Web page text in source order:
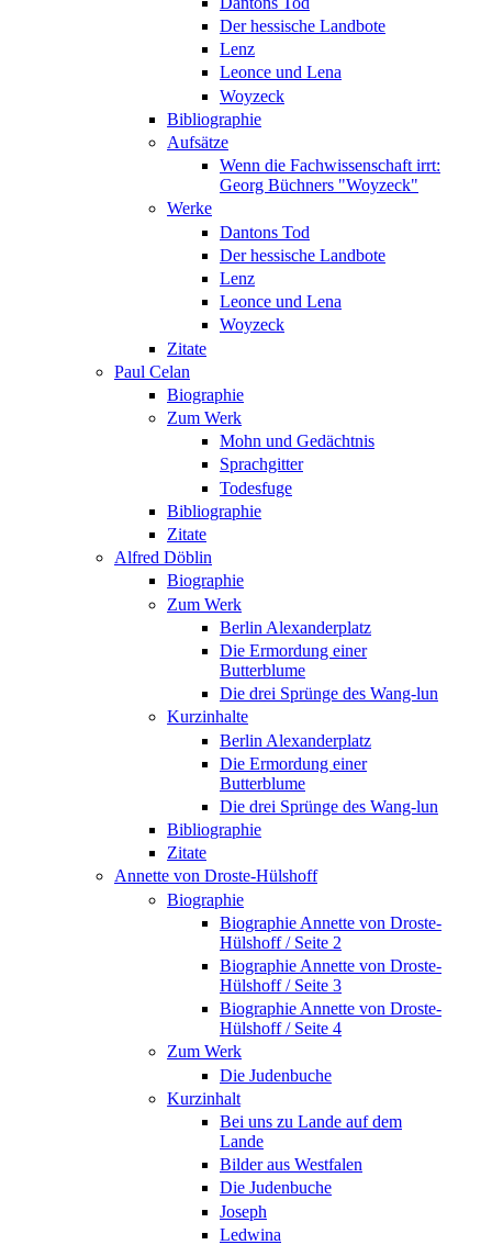
Der hessische Landbote
Lenz
Leonce und Lena
Woyzeck
Bibliographie
Aufsätze
Wenn die Fachwissenschaft irrt:
Georg Büchners "Woyzeck"
Werke
Dantons Tod
Der hessische Landbote
Lenz
Leonce und Lena
Woyzeck
Zitate
Paul Celan
Biographie
Zum Werk
Mohn und Gedächtnis
Sprachgitter
Todesfuge
Bibliographie
Zitate
Alfred Döblin
Biographie
Zum Werk
Berlin Alexanderplatz
Die Ermordung einer
Butterblume
Die drei Sprünge des Wang-lun
Kurzinhalte
Berlin Alexanderplatz
Die Ermordung einer
Butterblume
Die drei Sprünge des Wang-lun
Bibliographie
Zitate
Annette von Droste-Hülshoff
Biographie
Biographie Annette von Droste-
Hülshoff / Seite 2
Biographie Annette von Droste-
Hülshoff / Seite 3
Biographie Annette von Droste-
Hülshoff / Seite 4
Zum Werk
Die Judenbuche
Kurzinhalt
Bei uns zu Lande auf dem
Lande
Bilder aus Westfalen
Die Judenbuche
Joseph
Ledwina